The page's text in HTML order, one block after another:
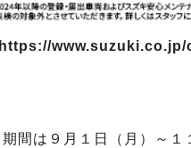
https://
期間は９月１日（月）～１